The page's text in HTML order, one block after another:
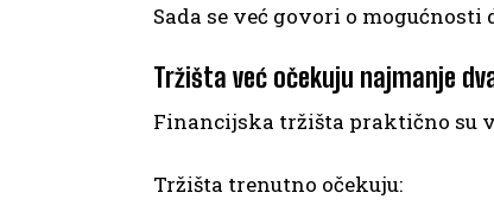
Sada se već govori o
Tržišta već očekuju najmanje
Financijska tržišta praktično su
Tržišta trenutno očekuju: